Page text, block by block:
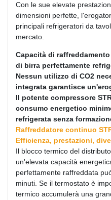
Con le sue elevate
dimensioni perfette,
principali refrigeratori da
mercato.
Capacità di
di birra perfettamente
Nessun utilizzo di CO2
integrata garantisce
Il potente compressore
consumo energetico
refrigerata senza
Raffreddatore continuo
Efficienza, prestazioni,
Il blocco termico del
un'elevata capacità
perfettamente raffreddata
minuti. Se il termostato è
termico accumulerà una